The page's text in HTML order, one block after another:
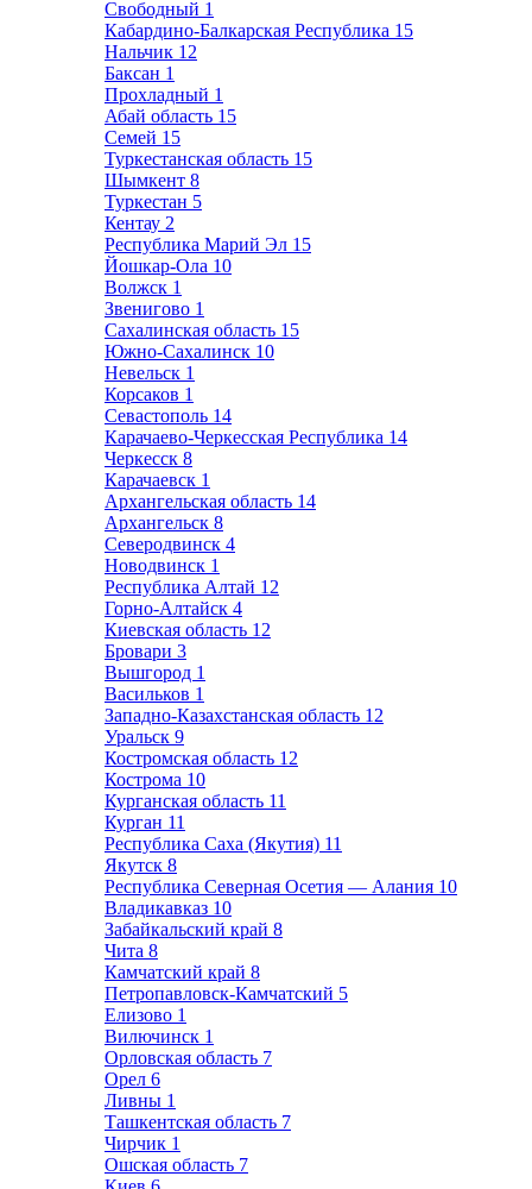
Свободный 1
Кабардино-Балкарская Республика 15
Нальчик 12
Баксан 1
Прохладный 1
Абай область 15
Семей 15
Туркестанская область 15
Шымкент 8
Туркестан 5
Кентау 2
Республика Марий Эл 15
Йошкар-Ола 10
Волжск 1
Звенигово 1
Сахалинская область 15
Южно-Сахалинск 10
Невельск 1
Корсаков 1
Севастополь 14
Карачаево-Черкесская Республика 14
Черкесск 8
Карачаевск 1
Архангельская область 14
Архангельск 8
Северодвинск 4
Новодвинск 1
Республика Алтай 12
Горно-Алтайск 4
Киевская область 12
Бровари 3
Вышгород 1
Васильков 1
Западно-Казахстанская область 12
Уральск 9
Костромская область 12
Кострома 10
Курганская область 11
Курган 11
Республика Саха (Якутия) 11
Якутск 8
Республика Северная Осетия — Алания 10
Владикавказ 10
Забайкальский край 8
Чита 8
Камчатский край 8
Петропавловск-Камчатский 5
Елизово 1
Вилючинск 1
Орловская область 7
Орел 6
Ливны 1
Ташкентская область 7
Чирчик 1
Ошская область 7